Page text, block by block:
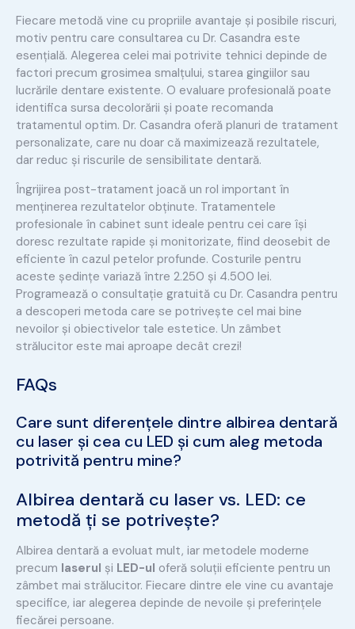
Fiecare metodă vine cu propriile avantaje și posibile riscuri,
motiv pentru care consultarea cu Dr. Casandra este
esențială. Alegerea celei mai potrivite tehnici depinde de
factori precum grosimea smalțului, starea gingiilor sau
lucrările dentare existente. O evaluare profesională poate
identifica sursa decolorării și poate recomanda
tratamentul optim. Dr. Casandra oferă planuri de tratament
personalizate, care nu doar că maximizează rezultatele,
dar reduc și riscurile de sensibilitate dentară.
Îngrijirea post-tratament joacă un rol important în
menținerea rezultatelor obținute. Tratamentele
profesionale în cabinet sunt ideale pentru cei care își
doresc rezultate rapide și monitorizate, fiind deosebit de
eficiente în cazul petelor profunde. Costurile pentru
aceste ședințe variază între 2.250 și 4.500 lei.
Programează o consultație gratuită cu Dr. Casandra pentru
a descoperi metoda care se potrivește cel mai bine
nevoilor și obiectivelor tale estetice. Un zâmbet
strălucitor este mai aproape decât crezi!
FAQs
Care sunt diferențele dintre albirea dentară
cu laser și cea cu LED și cum aleg metoda
potrivită pentru mine?
Albirea dentară cu laser vs. LED: ce
metodă ți se potrivește?
Albirea dentară a evoluat mult, iar metodele moderne
precum laserul și LED-ul oferă soluții eficiente pentru un
zâmbet mai strălucitor. Fiecare dintre ele vine cu avantaje
specifice, iar alegerea depinde de nevoile și preferințele
fiecărei persoane.